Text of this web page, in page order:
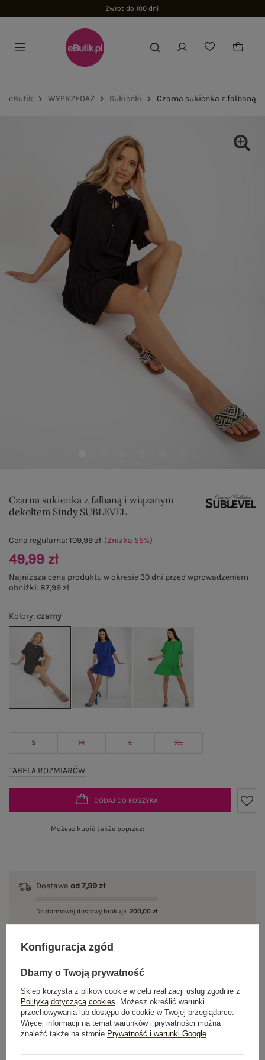
Zwrot do 100 dni
eButik WYPRZEDAŻ Sukienki Czarna sukienka z falbaną i
Czarna sukienka z falbaną i wiązanym
dekoltem Sindy SUBLEVEL
Kolory: czarny
S M L XL
TABELA ROZMIARÓW
Cena regularna:109,99 zł (Zniżka 55%)
49,99 zł
Najniższa cena produktu w okresie 30 dni przed wprowadzeniem
obniżki: 87,99 zł
DODAJ DO KOSZYKA
Możesz kupić także poprzez:
Dostawa od 7,99 zł
Do darmowej dostawy brakuje 200,00 zł
OPIS PRODUKTU
GŁÓWNE PARAMETRY
Konfiguracja zgód
Dbamy o Twoją prywatność
Sklep korzysta z plików cookie w celu realizacji usług zgodnie z
Polityką dotyczącą cookies. Możesz określić warunki
przechowywania lub dostępu do cookie w Twojej przeglądarce.
Więcej informacji na temat warunków i prywatności można
znaleźć także na stronie Prywatność i warunki Google.